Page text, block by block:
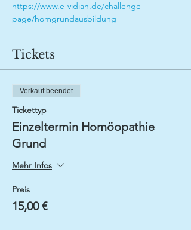
https://www.e-vidian.de/challenge-
page/homgrundausbildung
Tickets
Verkauf beendet
Tickettyp
Einzeltermin Homöopathie
Grund
Mehr Infos
Preis
15,00 €